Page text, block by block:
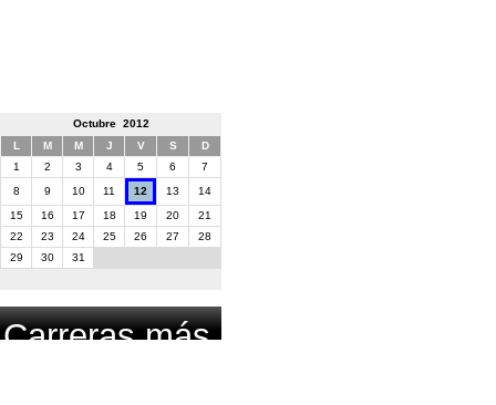
Octubre 2012
L
M M J V S
D
1
2 3 4 5 6
7
8
9 10 11 12 13
14
15
16 17 18 19 20
21
22
23 24 25 26 27
28
29
30 31
Carreras más